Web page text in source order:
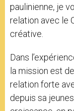
paulinienne, je
relation avec le
créative.
Dans
la mission est
relation forte
depuis sa